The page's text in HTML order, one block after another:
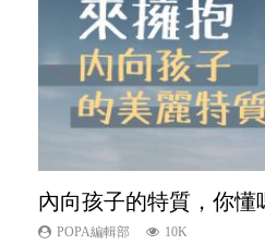
內向孩子的特質，你懂
POPA編輯部 10K
想孩子學好外語，點做
POPA編輯部 9.9K
夫妻必看！經營婚姻，
POPA編輯部 22.9K
孩子能力天注定？
POPA編輯部 7.9K
愛孩子也別忘了愛自己
己的身心靈？